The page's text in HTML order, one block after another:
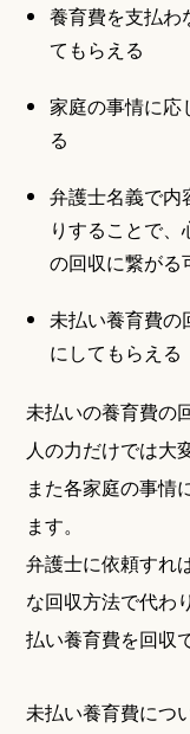
養育費を支払わ
てもらえる
家庭の事情に応
る
弁護士名義で内
りすることで
の回収に繋がる
未払い養育費の
にしてもらえる
未払いの養育費の
人の力だけでは大
また各家庭の事情
ます。
弁護士に依頼すれ
な回収方法で代わ
払い養育費を回収
未払い養育費につ